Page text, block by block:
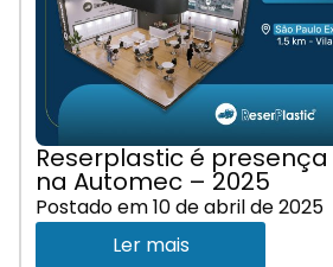
Reserplastic é
na Automec – 2025
Postado em10 de abril de 2025
Ler mais